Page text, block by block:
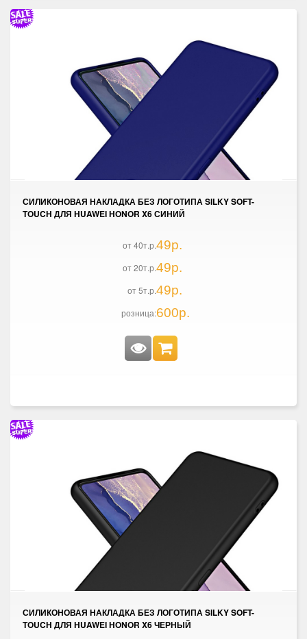
СИЛИКОНОВАЯ НАКЛАДКА БЕЗ ЛОГОТИПА SILKY SOFT-
TOUCH ДЛЯ HUAWEI HONOR X6 СИНИЙ
от 40т.р.49р.
от 20т.р.49р.
от 5т.р.49р.
розница:600р.
СИЛИКОНОВАЯ НАКЛАДКА БЕЗ ЛОГОТИПА SILKY SOFT-
TOUCH ДЛЯ HUAWEI HONOR X6 ЧЕРНЫЙ